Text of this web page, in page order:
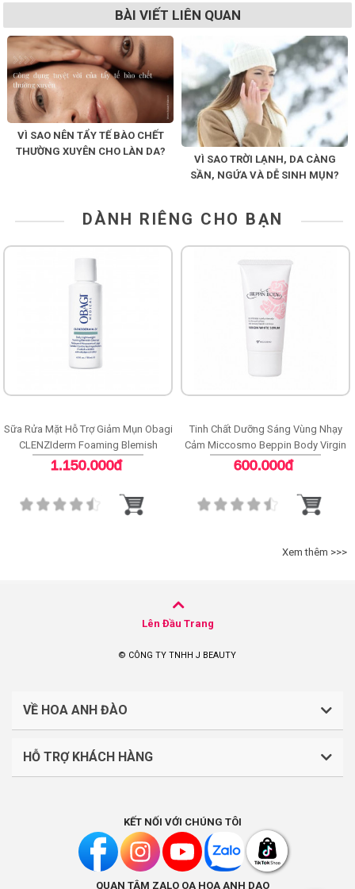
BÀI VIẾT LIÊN QUAN
VÌ SAO NÊN TẨY TẾ BÀO CHẾT
THƯỜNG XUYÊN CHO LÀN DA?
VÌ SAO TRỜI LẠNH, DA CÀNG
SẦN, NGỨA VÀ DỄ SINH MỤN?
DÀNH RIÊNG CHO BẠN
Sữa Rửa Mặt Hỗ Trợ Giảm Mụn Obagi
CLENZIderm Foaming Blemish
Cleanser
1.150.000đ
Tinh Chất Dưỡng Sáng Vùng Nhạy
Cảm Miccosmo Beppin Body Virgin
White Serum
600.000đ
Xem thêm >>>
Lên Đầu Trang
© CÔNG TY TNHH J BEAUTY
VỀ HOA ANH ĐÀO
CÔNG TY TNHH J BEAUTY
Liên hệ: (028).7303.9118
HỖ TRỢ KHÁCH HÀNG
Chính sách vận chuyển, giao nhận
Chính sách đổi trả và hoàn tiền
KẾT NỐI VỚI CHÚNG TÔI
QUAN TÂM ZALO OA HOA ANH DAO